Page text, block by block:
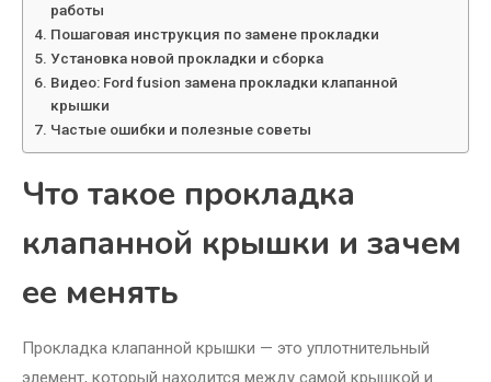
работы
Пошаговая инструкция по замене прокладки
Установка новой прокладки и сборка
Видео: Ford fusion замена прокладки клапанной
крышки
Частые ошибки и полезные советы
Что такое прокладка
клапанной крышки и зачем
ее менять
Прокладка клапанной крышки — это уплотнительный